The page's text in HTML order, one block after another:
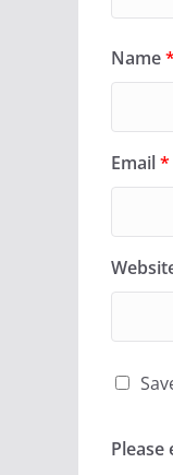
Name*
Email*